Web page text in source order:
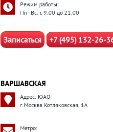
Режим работы:
Пн–Вс: с 9:00 до 21:00
Записаться +7 (495) 132-26-
ВАРШАВСКАЯ
Адрес: ЮАО
г. Москва Котляковская, 1А
Метро: